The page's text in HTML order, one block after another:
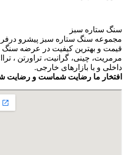
سنگ ستاره سبز
مجموعه سنگ ستاره سبز پیشرو
قیمت و بهترین کیفیت در عرضه سنگ
مرمریت، چینی، گرانیت، تراورتن ،
داخلی و با بازارهای خارجی.
افتخار ما رضایت شماست و رضایت